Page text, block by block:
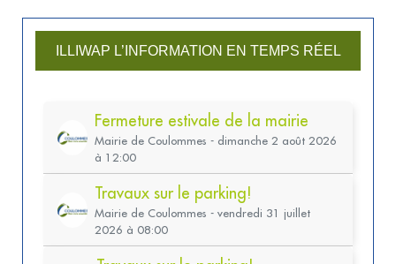
ILLIWAP L’INFORMATION EN TEMPS RÉEL